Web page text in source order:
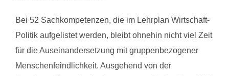
Bei 52 Sachkompetenzen, die im Lehrplan Wirtschaft-
Politik aufgelistet werden, bleibt ohnehin nicht viel Zeit
für die Auseinandersetzung mit gruppenbezogener
Menschenfeindlichkeit. Ausgehend von der